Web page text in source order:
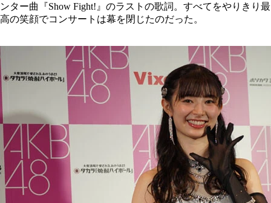
ンター曲『Show Fight!』のラストの歌詞。すべてをやりきり最
高の笑顔でコンサートは幕を閉じたのだった。